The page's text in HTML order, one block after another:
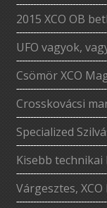
2015 XCO OB
UFO vagyok,
Csömör XCO
Crosskovácsi
Specialized
Kisebb
Várgesztes,